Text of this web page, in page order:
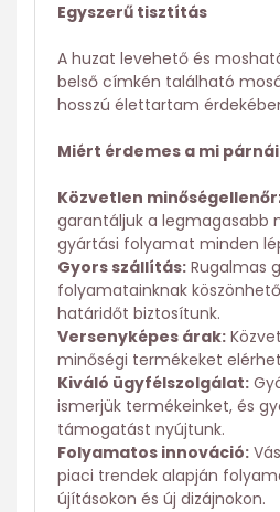
Egyszerű tisztítás
A huzat levehető és
belső címkén található
hosszú élettartam
Miért érdemes a mi
Közvetlen
garantáljuk a legmagasabb
gyártási folyamat minden
Gyors szállítás: Rugalmas
folyamatainknak
határidőt biztosítunk.
Versenyképes árak:
minőségi termékeket
Kiváló ügyfélszolgálat:
ismerjük termékeinket, és
támogatást nyújtunk.
Folyamatos innováció:
piaci trendek alapján
újításokon és új dizájnokon.